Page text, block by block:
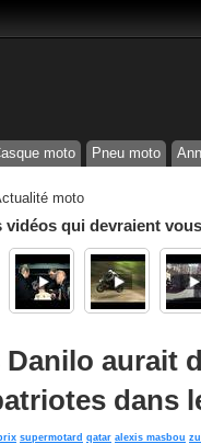
moto Pneu moto
moto
vidéos qui devraient
Danilo aurait
dans
supermotard qatar alexis masbou